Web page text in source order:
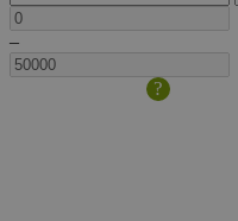
–
?